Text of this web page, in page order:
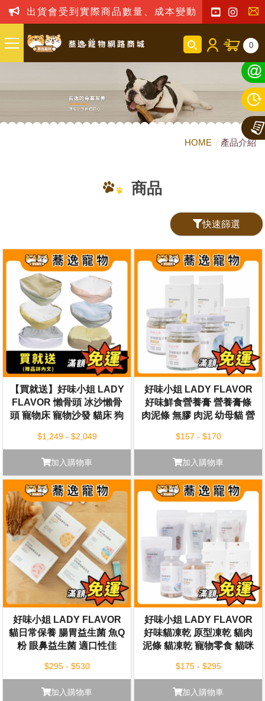
出貨會受到實際商品數量、成本變動之影響，我
聯
我
們
0
HOME 產品介紹
商品
快速篩選
【買就送】好味小姐 LADY
FLAVOR 懶骨頭 冰沙懶骨
頭 寵物床 寵物沙發 貓床 狗
$1,249 - $2,049
加入購物車
好味小姐 LADY FLAVOR
好味鮮食營養膏 營養膏條
肉泥條 無膠 肉泥 幼母貓 營
$157 - $170
加入購物車
好味小姐 LADY FLAVOR
貓日常保養 腸胃益生菌 魚Q
粉 眼鼻益生菌 適口性佳
$295 - $530
加入購物車
好味小姐 LADY FLAVOR
好味貓凍乾 原型凍乾 貓肉
泥條 貓凍乾 寵物零食 貓咪
$175 - $295
加入購物車